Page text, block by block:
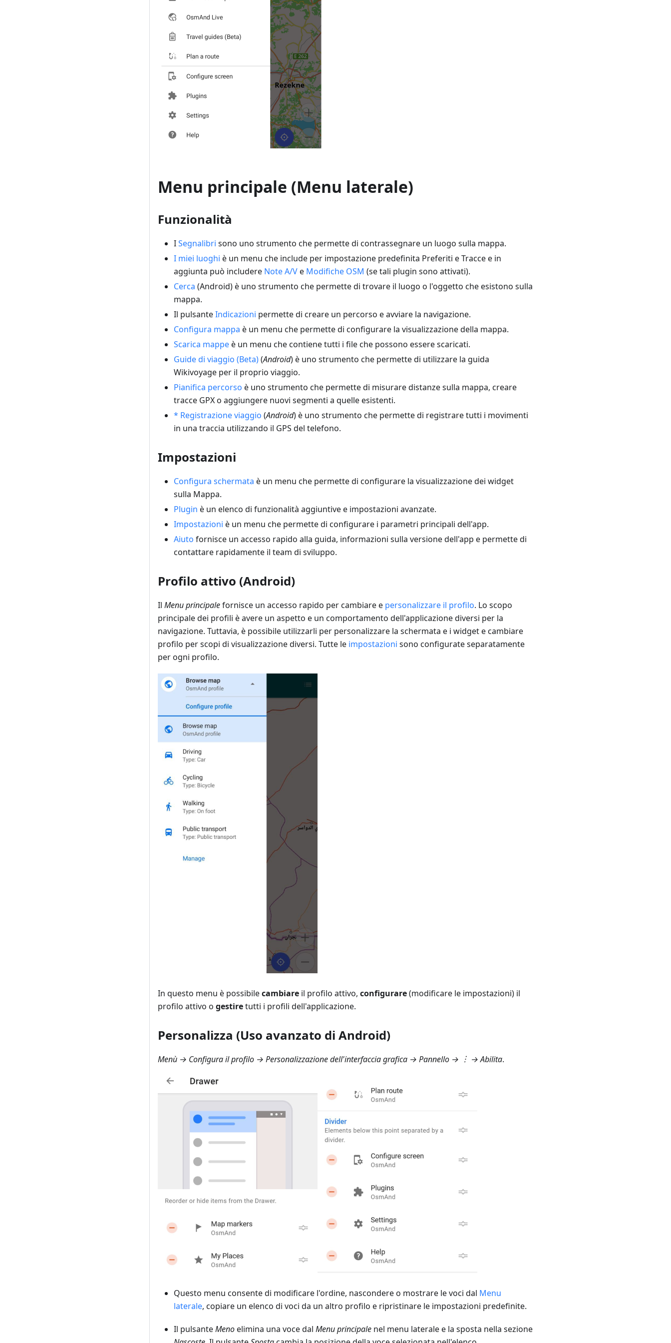
Menu principale (Menu laterale)
Funzionalità
ISegnalibri sono uno strumento che permette di contrassegnare un luogo sulla mappa.
I miei luoghi è un menu che include per impostazione predefinita Preferiti e Tracce e in
aggiunta può includere Note A/Ve Modifiche OSM (se tali plugin sono attivati).
Cerca (Android) è uno strumento che permette di trovare il luogo o l'oggetto che esistono sulla
mappa.
Il pulsanteIndicazioni permette di creare un percorso e avviare la navigazione.
Configura mappa è un menu che permette di configurare la visualizzazione della mappa.
Scarica mappeè un menu che contiene tutti i file che possono essere scaricati.
Guide di viaggio (Beta)(Android) è uno strumento che permette di utilizzare la guida
Wikivoyage per il proprio viaggio.
Pianifica percorso è uno strumento che permette di misurare distanze sulla mappa, creare
tracce GPX o aggiungere nuovi segmenti a quelle esistenti.
* Registrazione viaggio (Android) è uno strumento che permette di registrare tutti i movimenti
in una traccia utilizzando il GPS del telefono.
Impostazioni
Configura schermata è un menu che permette di configurare la visualizzazione dei widget
sulla Mappa.
Plugin è un elenco di funzionalità aggiuntive e impostazioni avanzate.
Impostazioni è un menu che permette di configurare i parametri principali dell'app.
Aiuto fornisce un accesso rapido alla guida, informazioni sulla versione dell'app e permette di
contattare rapidamente il team di sviluppo.
Profilo attivo (Android)
Il Menu principalefornisce un accesso rapido per cambiare e personalizzare il profilo. Lo scopo
principale dei profili è avere un aspetto e un comportamento dell'applicazione diversi per la
navigazione. Tuttavia, è possibile utilizzarli per personalizzare la schermata e i widget e cambiare
profilo per scopi di visualizzazione diversi. Tutte le impostazioni sono configurate separatamente
per ogni profilo.
In questo menu è possibilecambiare il profilo attivo, configurare(modificare le impostazioni) il
profilo attivo o gestiretutti i profili dell'applicazione.
Personalizza (Uso avanzato di Android)
Menù → Configura il profilo → Personalizzazione dell'interfaccia grafica → Pannello → ︙ → Abilita.
Questo menu consente di modificare l'ordine, nascondere o mostrare le voci dal Menu
laterale, copiare un elenco di voci da un altro profilo e ripristinare le impostazioni predefinite.
Il pulsanteMenoelimina una voce dal Menu principale nel menu laterale e la sposta nella sezione